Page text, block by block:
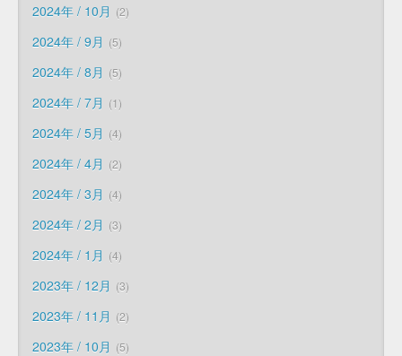
2024年 / 10月 2
2024年 / 9月 5
2024年 / 8月 5
2024年 / 7月 1
2024年 / 5月 4
2024年 / 4月 2
2024年 / 3月 4
2024年 / 2月 3
2024年 / 1月 4
2023年 / 12月 3
2023年 / 11月 2
2023年 / 10月 5